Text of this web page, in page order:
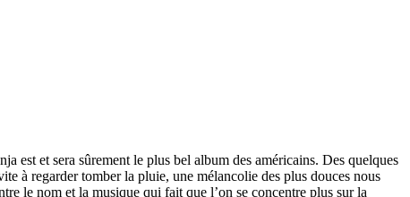
est et sera sûrement le plus bel album des américains. Des quelques
à regarder tomber la pluie, une mélancolie des plus douces nous
le nom et la musique qui fait que l’on se concentre plus sur la